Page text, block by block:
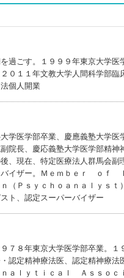
過ごす。１９９９年東京大学医
０１１年文教大学人間科学部
個人開業
学医学部卒業、慶應義塾大学
院長、慶応義塾大学医学部精
、現在、特定医療法人群馬会
バイザー。Ｍｅｍｂｅｒ ｏｆ
Ｐｓｙｃｈｏａｎａｌｙｓｔ
ト、認定スーパーバイザー
７８年東京大学医学部卒業。１
認定精神療法医、認定精神療
ａｌｙｔｉｃａｌ Ａｓｓｏｃ